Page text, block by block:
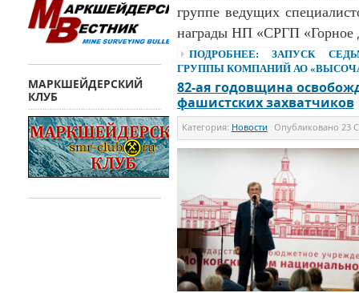
группе ведущих
награды НП «СРГП «Горное
ПОДРОБНЕЕ: ЗАПУСК
ГРУППЫ КОМПАНИЙ АО
82-ая годовщина
фашистских захватчиков
Категория: Новости Опубликовано 23
МАРКШЕЙДЕРСКИЙ
КЛУБ